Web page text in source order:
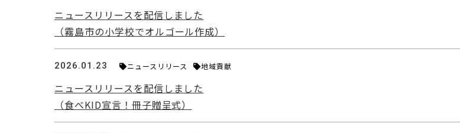
ニュースリリースを配信しました
（霧島市の小学校でオルゴール作成）
2026.01.23 ニュースリリース 地域貢献
ニュースリリースを配信しました
（食べKID宣言！冊子贈呈式）